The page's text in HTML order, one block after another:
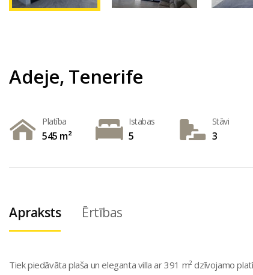
Adeje, Tenerife
Platība
545 m²
Istabas
5
Stāvi
3
Apraksts Ērtības
Tiek piedāvāta plaša un eleganta villa ar 391 m² dzīvojamo